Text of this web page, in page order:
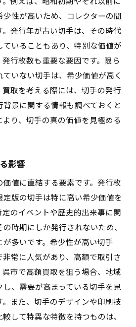
性が高いため、コレクターの間
。発行年が古い切手は、その時代
ていることもあり、特別な価値が
行枚数も重要な要因です。限ら
いない切手は、希少価値が高く
取を考える際には、切手の発行
景に関する情報も調べておくと
り、切手の真の価値を見極める
影響
値に直結する要素です。発行枚
版の切手は特に高い希少価値を
のイベントや歴史的出来事に関
時期にしか発行されないため、
多いです。希少性が高い切手
常に人気があり、高額で取引さ
市で高額買取を狙う場合、地域
、需要が高まっている切手を見
また、切手のデザインや印刷技
して特異な特徴を持つものは、